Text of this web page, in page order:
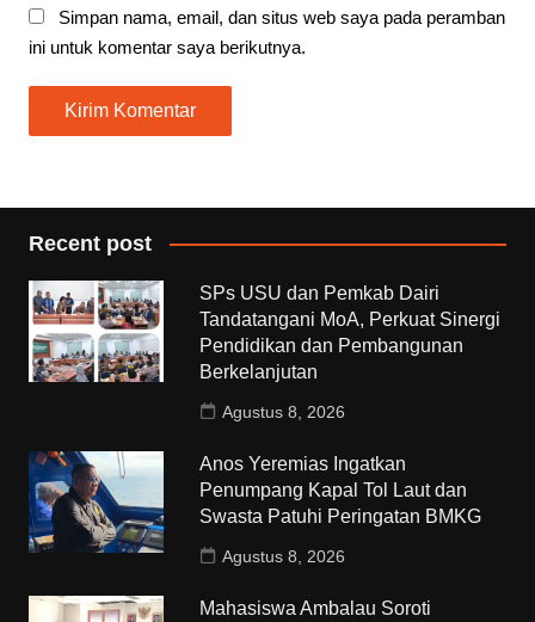
Simpan nama, email, dan situs web saya pada peramban
ini untuk komentar saya berikutnya.
Recent post
SPs USU dan Pemkab Dairi
Tandatangani MoA, Perkuat Sinergi
Pendidikan dan Pembangunan
Berkelanjutan
Agustus 8, 2026
Anos Yeremias Ingatkan
Penumpang Kapal Tol Laut dan
Swasta Patuhi Peringatan BMKG
Agustus 8, 2026
Mahasiswa Ambalau Soroti